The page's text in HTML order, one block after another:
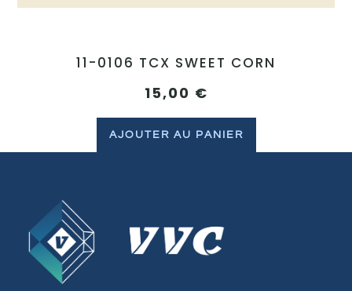
11-0106 TCX SWEET CORN
15,00 €
AJOUTER AU PANIER